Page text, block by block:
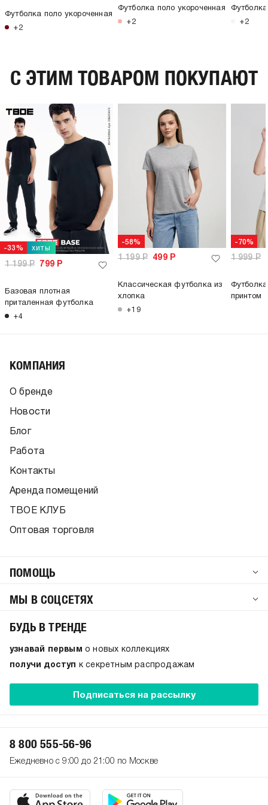
Футболка поло укороченная
+2
Футболка поло укороченная
+2 +2
C ЭТИМ ТОВАРОМ ПОКУПАЮТ
-33% хиты
1 199Р 799 Р
Базовая плотная
приталенная футболка
+4
-58%
1 199Р 499Р
Классическая футболка из
хлопка
+19
-70%
1 999Р
принтом
КОМПАНИЯ
О бренде
Новости
Блог
Работа
Контакты
Аренда помещений
ТВОЕ КЛУБ
Оптовая торговля
ПОМОЩЬ
МЫ В СОЦСЕТЯХ
БУДЬ В ТРЕНДЕ
узнавай первым о новых коллекциях
получи доступ
к секретным распродажам
Подписаться на рассылку
8 800 555-56-96
Ежедневно с 9:00 до 21:00 по Москве